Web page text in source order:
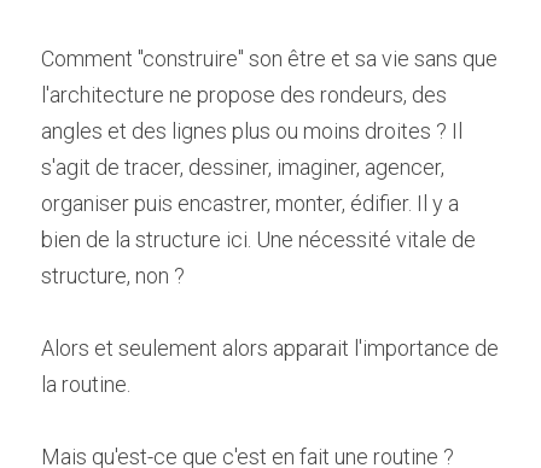
Comment "construire" son être et sa vie sans que
l'architecture ne propose des rondeurs, des
angles et des lignes plus ou moins droites ? Il
s'agit de tracer, dessiner, imaginer, agencer,
organiser puis encastrer, monter, édifier. Il y a
bien de la structure ici. Une nécessité vitale de
structure, non ?
Alors et seulement alors apparait l'importance de
la routine.
Mais qu'est-ce que c'est en fait une routine ?